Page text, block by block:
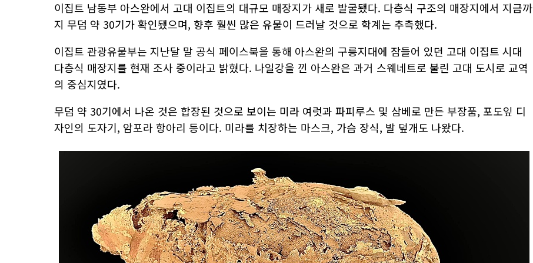
이집트 남동부 아스완에서 고대 이집트의 대규모 매장지가 새로 발굴됐다. 다층식 구조의 매장지에서 지금까
지 무덤 약 30기가 확인됐으며, 향후 훨씬 많은 유물이 드러날 것으로 학계는 추측했다.
이집트 관광유물부는 지난달 말 공식 페이스북을 통해 아스완의 구릉지대에 잠들어 있던 고대 이집트 시대
다층식 매장지를 현재 조사 중이라고 밝혔다. 나일강을 낀 아스완은 과거 스웨네트로 불린 고대 도시로 교역
의 중심지였다.
무덤 약 30기에서 나온 것은 합장된 것으로 보이는 미라 여럿과 파피루스 및 삼베로 만든 부장품, 포도잎 디
자인의 도자기, 암포라 항아리 등이다. 미라를 치장하는 마스크, 가슴 장식, 발 덮개도 나왔다.